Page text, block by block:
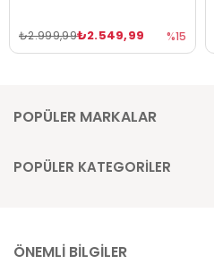
₺2.549,99
₺2.999,99 %15
POPÜLER MARKALAR
POPÜLER KATEGORİLER
ÖNEMLİ BİLGİLER